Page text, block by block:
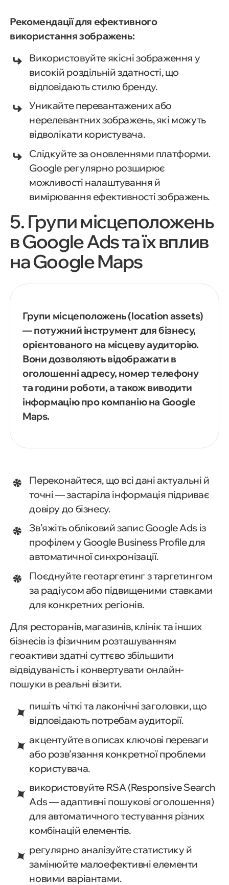
Рекомендації для ефективного
використання зображень:
Використовуйте якісні зображення у
високій роздільній здатності, що
відповідають стилю бренду.
Уникайте перевантажених або
нерелевантних зображень, які можуть
відволікати користувача.
Слідкуйте за оновленнями платформи.
Google регулярно розширює
можливості налаштування й
вимірювання ефективності зображень.
5. Групи місцеположень
в Google Ads та їх вплив
на Google Maps
Групи місцеположень (location assets)
— потужний інструмент для бізнесу,
орієнтованого на місцеву аудиторію.
Вони дозволяють відображати в
оголошенні адресу, номер телефону
та години роботи, а також виводити
інформацію про компанію на Google
Maps.
Переконайтеся, що всі дані актуальні й
точні — застаріла інформація підриває
довіру до бізнесу.
Зв’яжіть обліковий запис Google Ads із
профілем у Google Business Profile для
автоматичної синхронізації.
Поєднуйте геотаргетинг з таргетингом
за радіусом або підвищеними ставками
для конкретних регіонів.
Для ресторанів, магазинів, клінік та інших
бізнесів із фізичним розташуванням
геоактиви здатні суттєво збільшити
відвідуваність і конвертувати онлайн-
пошуки в реальні візити.
пишіть чіткі та лаконічні заголовки, що
відповідають потребам аудиторії.
акцентуйте в описах ключові переваги
або розв’язання конкретної проблеми
користувача.
використовуйте RSA (Responsive Search
Ads — адаптивні пошукові оголошення)
для автоматичного тестування різних
комбінацій елементів.
регулярно аналізуйте статистику й
замінюйте малоефективні елементи
новими варіантами.